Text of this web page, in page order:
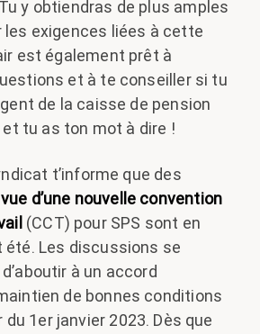
y obtiendras de plus amples
exigences liées à cette
est également prêt à
et à te conseiller si tu
de la caisse de pension
tu as ton mot à dire !
t’informe que des
d’une nouvelle convention
(CCT) pour SPS sont en
été. Les discussions se
à un accord
de bonnes conditions
du 1erjanvier 2023. Dès que